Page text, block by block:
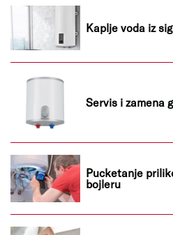
Kaplje voda iz
Servis i zamena
Pucketanje
bojleru